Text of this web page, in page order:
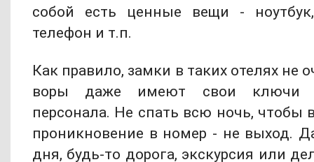
собой есть ценные вещи -
телефон и т.п.
Как правило, замки в таких отелях не
воры даже имеют свои ключи
персонала. Не спать всю ночь, чтобы
проникновение в номер - не выход.
дня, будь-то дорога, экскурсия или